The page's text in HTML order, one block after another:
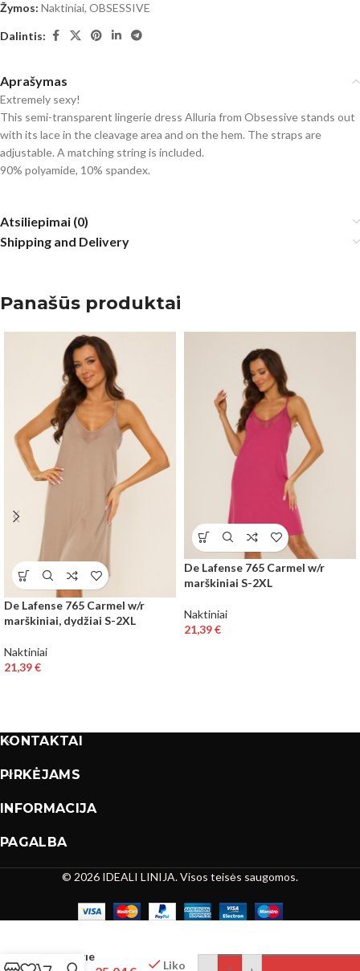
Žymos: Naktiniai, OBSESSIVE
Dalintis:
Aprašymas
Extremely sexy!
This semi-transparent lingerie dress Alluria from Obsessive stands out
with its lace in the cleavage area and on the hem. The straps are
adjustable. A matching string is included.
90% polyamide, 10% spandex.
Atsiliepimai (0)
Shipping and Delivery
Panašūs produktai
De Lafense 765 Carmel w/r
marškiniai, dydžiai S-2XL
Naktiniai
21,39€
De Lafense 765 Carmel w/r
marškiniai S-2XL
Naktiniai
21,39€
KONTAKTAI
PIRKĖJAMS
INFORMACIJA
PAGALBA
© 2026 IDEALI LINIJA. Visos teisės saugomos.
Lingerie
Liko